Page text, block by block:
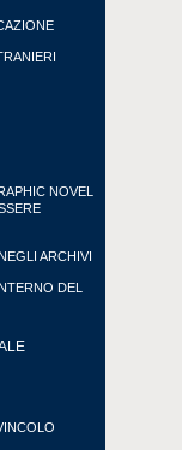
NOVEL
ARCHIVI
DEL